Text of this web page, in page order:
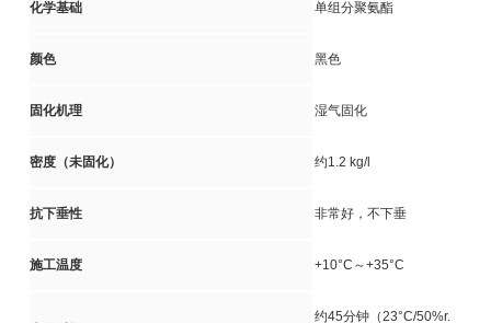
化学基础 单组分聚氨酯
颜色 黑色
固化机理 湿气固化
密度（未固化） 约1.2 kg/l
抗下垂性 非常好，不下垂
施工温度 +10°C～+35°C
约45分钟（23°C/50%r.